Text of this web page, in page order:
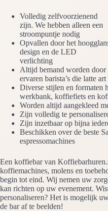
Volledig zelfvoorzienend
zijn. We hebben alleen een
stroompuntje nodig
Opvallen door het
design en de LED
verlichting
Altijd bemand worden door
ervaren barista’s die latte art
Diverse stijlen en formaten
werkbank, koffiefiets en
Worden altijd aangekleed
Zijn volledig te
Zijn inzetbaar op bijna
Beschikken over de beste
espressomachines
Een koffiebar van
koffiemachines, molens en
begin tot eind. Wij nemen uw
kan richten op uw evenement.
personaliseren? Het is mogelijk
de bar af te beelden!